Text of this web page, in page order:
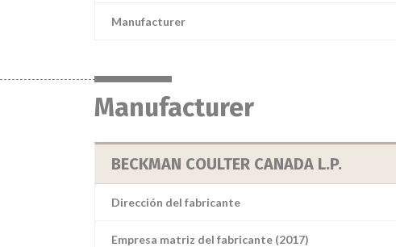
Manufacturer
Manufacturer
BECKMAN COULTER CANADA L.P.
Dirección del fabricante
Empresa matriz del fabricante (2017)